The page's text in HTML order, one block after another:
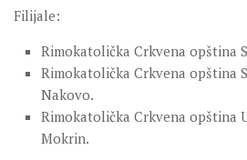
Filijale:
Rimokatolička Crkvena opština
Rimokatolička Crkvena opština
Nakovo.
Rimokatolička Crkvena opština
Mokrin.